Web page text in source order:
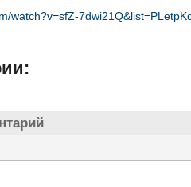
watch?v=sfZ-